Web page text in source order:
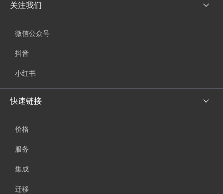
关注我们
微信公众号
抖音
小红书
快速链接
价格
服务
集成
迁移